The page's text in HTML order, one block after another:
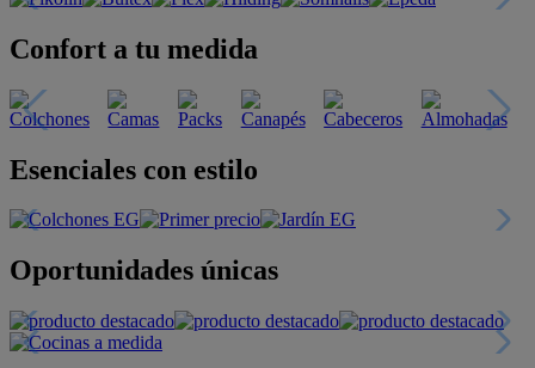
Confort a tu medida
Esenciales con estilo
Oportunidades únicas